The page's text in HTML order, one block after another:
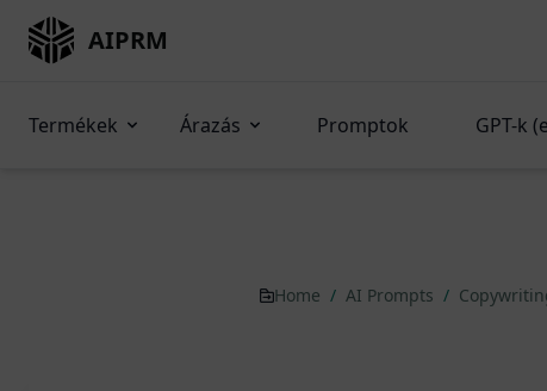
AIPRM
Termékek Árazás Promptok GPT-k
Home / AI Prompts /